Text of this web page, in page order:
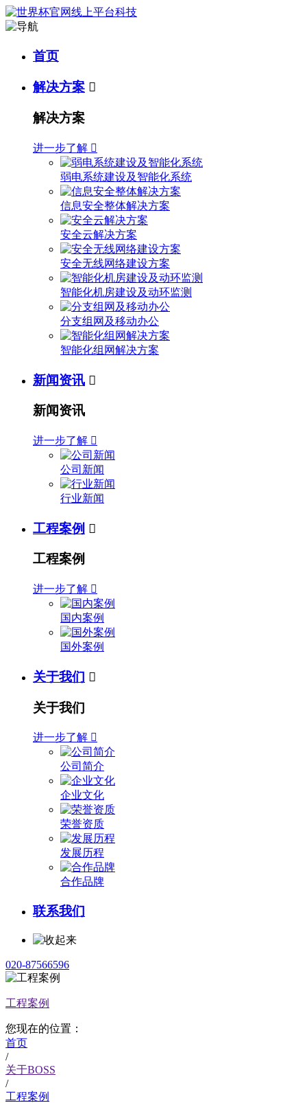
首页
解决方案 
解决方案
进一步了解 
弱电系统建设及智能化系统
信息安全整体解决方案
安全云解决方案
安全无线网络建设方案
智能化机房建设及动环监测
分支组网及移动办公
智能化组网解决方案
新闻资讯 
新闻资讯
进一步了解 
公司新闻
行业新闻
工程案例 
工程案例
进一步了解 
国内案例
国外案例
关于我们 
关于我们
进一步了解 
公司简介
企业文化
荣誉资质
发展历程
合作品牌
联系我们
020-87566596
工程案例
您现在的位置：
首页
/
关于BOSS
/
工程案例